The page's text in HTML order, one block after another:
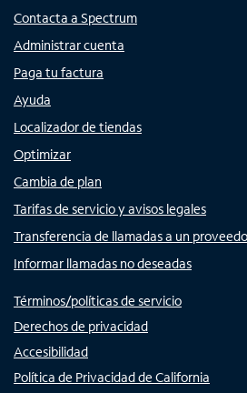
Contacta a Spectrum
Administrar cuenta
Paga tu factura
Ayuda
Localizador de tiendas
Optimizar
Cambia de plan
Tarifas de servicio y avisos legales
Transferencia de llamadas a un
Informar llamadas no deseadas
Términos/políticas de servicio
Derechos de privacidad
Accesibilidad
Política de Privacidad de California